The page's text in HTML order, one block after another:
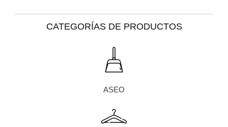
CATEGORÍAS DE PRODUCTOS
ASEO